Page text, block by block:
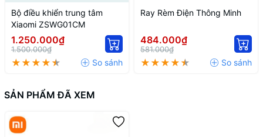
Bộ điều khiển trung tâm
Xiaomi ZSWG01CM
1.250.000₫
1.500.000₫
Ray Rèm Điện Thông Minh
484.000₫
581.000₫
SẢN PHẨM ĐÃ XEM